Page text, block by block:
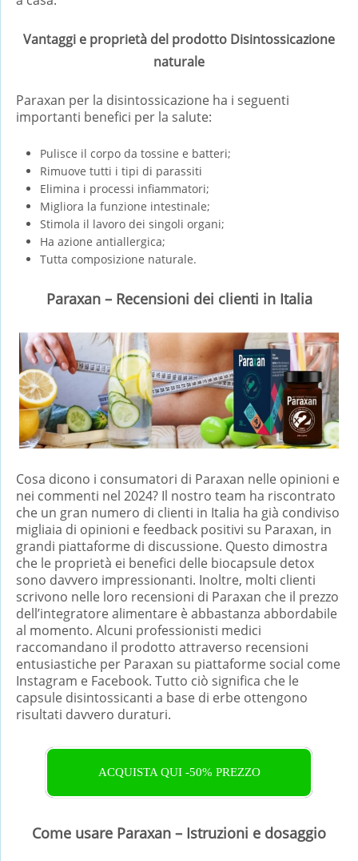
Vantaggi e proprietà del prodotto Disintossicazione
naturale
Paraxan per la disintossicazione ha i seguenti
importanti benefici per la salute:
Pulisce il corpo da tossine e batteri;
Rimuove tutti i tipi di parassiti
Elimina i processi infiammatori;
Migliora la funzione intestinale;
Stimola il lavoro dei singoli organi;
Ha azione antiallergica;
Tutta composizione naturale.
Paraxan – Recensioni dei clienti in Italia
Cosa dicono i consumatori di Paraxan nelle opinioni e
nei commenti nel 2024? Il nostro team ha riscontrato
che un gran numero di clienti in Italia ha già condiviso
migliaia di opinioni e feedback positivi su Paraxan, in
grandi piattaforme di discussione. Questo dimostra
che le proprietà ei benefici delle biocapsule detox
sono davvero impressionanti. Inoltre, molti clienti
scrivono nelle loro recensioni di Paraxan che il prezzo
dell’integratore alimentare è abbastanza abbordabile
al momento. Alcuni professionisti medici
raccomandano il prodotto attraverso recensioni
entusiastiche per Paraxan su piattaforme social come
Instagram e Facebook. Tutto ciò significa che le
capsule disintossicanti a base di erbe ottengono
risultati davvero duraturi.
ACQUISTA QUI -50% PREZZO
Come usare Paraxan – Istruzioni e dosaggio